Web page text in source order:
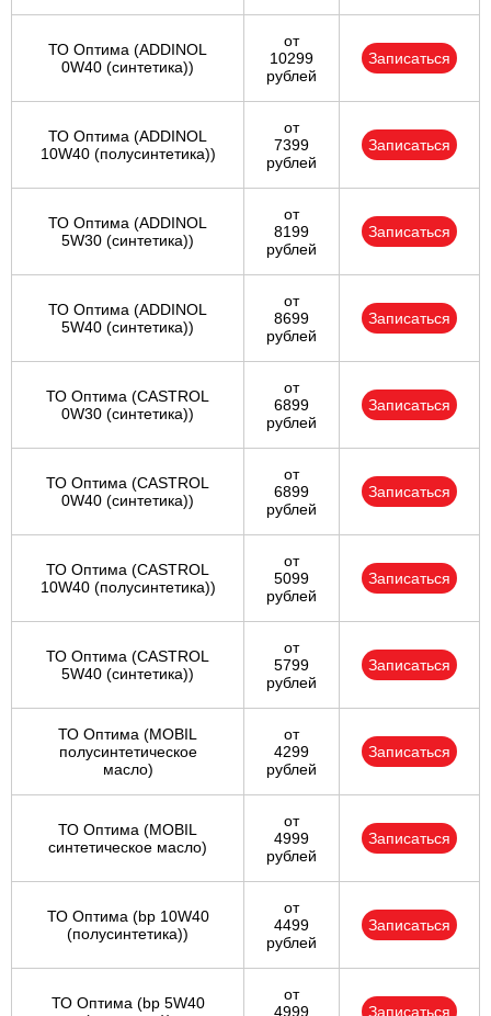
ТО Оптима (ADDINOL
0W40 (синтетика))
от
10299
рублей
Записаться
ТО Оптима (ADDINOL
10W40 (полусинтетика))
от
7399
рублей
Записаться
ТО Оптима (ADDINOL
5W30 (синтетика))
от
8199
рублей
Записаться
ТО Оптима (ADDINOL
5W40 (синтетика))
от
8699
рублей
Записаться
ТО Оптима (CASTROL
0W30 (синтетика))
от
6899
рублей
Записаться
ТО Оптима (CASTROL
0W40 (синтетика))
от
6899
рублей
Записаться
ТО Оптима (CASTROL
10W40 (полусинтетика))
от
5099
рублей
Записаться
ТО Оптима (CASTROL
5W40 (синтетика))
от
5799
рублей
Записаться
ТО Оптима (MOBIL
полусинтетическое
масло)
от
4299
рублей
Записаться
ТО Оптима (MOBIL
синтетическое масло)
от
4999
рублей
Записаться
ТО Оптима (bp 10W40
(полусинтетика))
от
4499
рублей
Записаться
ТО Оптима (bp 5W40
от
4999
Записаться